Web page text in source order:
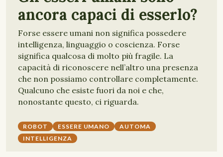
ancora capaci di esserlo?
Forse essere umani non significa possedere
intelligenza, linguaggio o coscienza. Forse
significa qualcosa di molto più fragile. La
capacità di riconoscere nell’altro una presenza
che non possiamo controllare completamente.
Qualcuno che esiste fuori da noi e che,
nonostante questo, ci riguarda.
ROBOT ESSERE UMANO
AUTOMA
INTELLIGENZA